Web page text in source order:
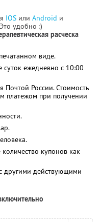
IOS или Android и
удобно :)
расческа
виде.
суток ежедневно с 10:00
Почтой России. Стоимость
платежом при получении
купонов как
другими действующими